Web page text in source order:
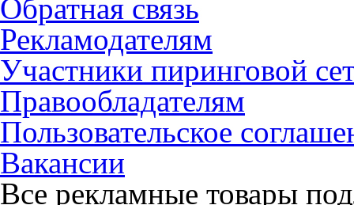
Обратная связь
Рекламодателям
Участники пиринговой
Правообладателям
Пользовательское
Вакансии
Все рекламные товары